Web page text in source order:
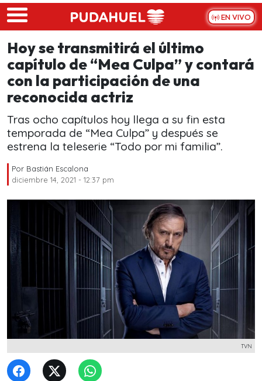
Skip to main content
EN VIVO
Hoy se transmitirá el último
capítulo de “Mea Culpa” y contará
con la participación de una
reconocida actriz
Tras ocho capítulos hoy llega a su fin esta
temporada de “Mea Culpa” y después se
estrena la teleserie “Todo por mi familia”.
Por Bastián Escalona
diciembre 14, 2021 - 12:37 pm
TVN